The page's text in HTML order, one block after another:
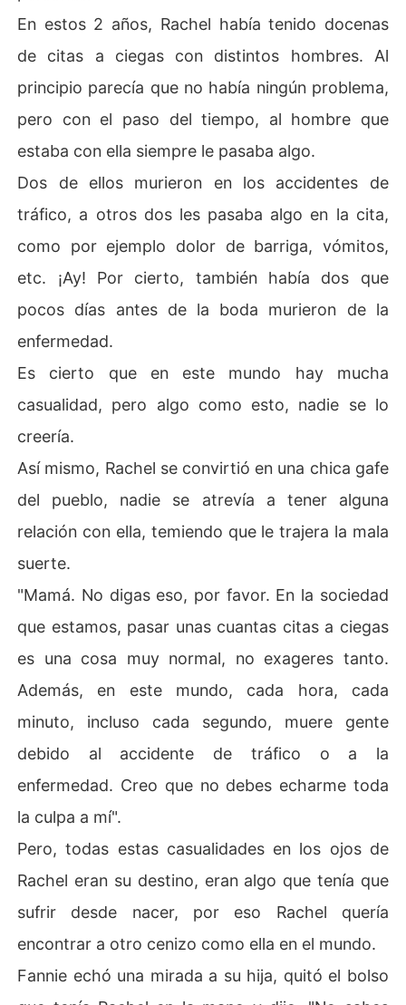
En estos 2 años, Rachel había tenido docenas
de citas a ciegas con distintos hombres. Al
principio parecía que no había ningún problema,
pero con el paso del tiempo, al hombre que
estaba con ella siempre le pasaba algo.
Dos de ellos murieron en los accidentes de
tráfico, a otros dos les pasaba algo en la cita,
como por ejemplo dolor de barriga, vómitos,
etc. ¡Ay! Por cierto, también había dos que
pocos días antes de la boda murieron de la
enfermedad.
Es cierto que en este mundo hay mucha
casualidad, pero algo como esto, nadie se lo
creería.
Así mismo, Rachel se convirtió en una chica gafe
del pueblo, nadie se atrevía a tener alguna
relación con ella, temiendo que le trajera la mala
suerte.
"Mamá. No digas eso, por favor. En la sociedad
que estamos, pasar unas cuantas citas a ciegas
es una cosa muy normal, no exageres tanto.
Además, en este mundo, cada hora, cada
minuto, incluso cada segundo, muere gente
debido al accidente de tráfico o a la
enfermedad. Creo que no debes echarme toda
la culpa a mí".
Pero, todas estas casualidades en los ojos de
Rachel eran su destino, eran algo que tenía que
sufrir desde nacer, por eso Rachel quería
encontrar a otro cenizo como ella en el mundo.
Fannie echó una mirada a su hija, quitó el bolso